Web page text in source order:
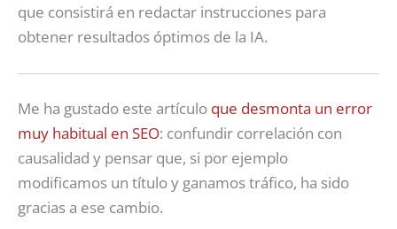
que consistirá en redactar instrucciones para
obtener resultados óptimos de la IA.
Me ha gustado este artículo que desmonta un error
muy habitual en SEO: confundir correlación con
causalidad y pensar que, si por ejemplo
modificamos un título y ganamos tráfico, ha sido
gracias a ese cambio.